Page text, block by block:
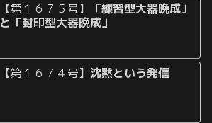
【第１６７５号】
「練習型大器晩成」
と「封印型大器晩成」
【第１６７４号】 沈黙という発信